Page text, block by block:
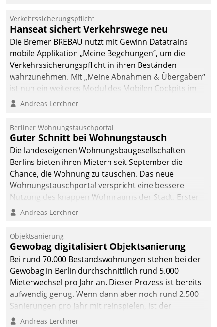
Verkehrssicherungspflicht
Hanseat sichert Verkehrswege neu
Die Bremer BREBAU nutzt mit Gewinn Datatrains
mobile Applikation „Meine Begehungen“, um die
Verkehrssicherungspflicht in ihren Beständen
wahrzunehmen. Mit „Meine Abnahmen & Übergaben“
ist nun ein weiteres Modul des Mobilen Cockpits im
Einsatz.
Andreas Lerchner
Berliner Wohnungstauschportal
Guter Schnitt bei Wohnungstausch
Die landeseigenen Wohnungsbaugesellschaften
Berlins bieten ihren Mietern seit September die
Chance, die Wohnung zu tauschen. Das neue
Wohnungstauschportal verspricht eine bessere
Nutzung des knappen Wohnraums der Stadt. Erster
Anwendungsfall für Datatrains Lösung API-Hub mit
Unternehmen.
Andreas Lerchner
Objektsanierung
Gewobag digitalisiert Objektsanierung
Bei rund 70.000 Bestandswohnungen stehen bei der
Gewobag in Berlin durchschnittlich rund 5.000
Mieterwechsel pro Jahr an. Dieser Prozess ist bereits
aufwendig genug. Wenn dann aber noch rund 2.500
Sanierungen pro Jahr mit reinspielen, ist der
Betreuungs- und Organisationsaufwand immens. Im
Andreas Lerchner